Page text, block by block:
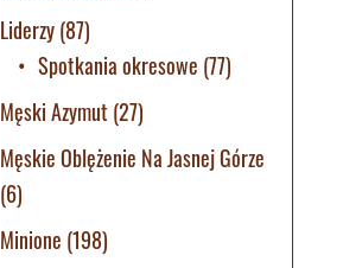
Liderzy(87)
Spotkania okresowe (77)
Męski Azymut (27)
Męskie Oblężenie Na Jasnej Górze
(6)
Minione (198)